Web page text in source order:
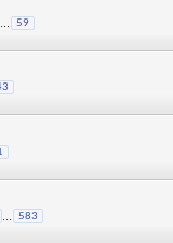
59
583